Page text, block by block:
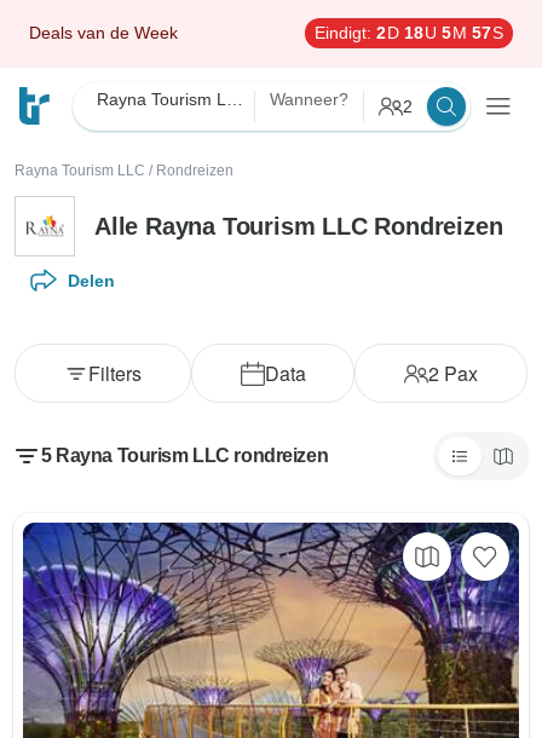
Deals van de Week Eindigt: 2D 18U 5M 56S
Wanneer? 2
Rayna Tourism LLC / Rondreizen
Alle Rayna Tourism LLC Rondreizen
Delen
Data 2 Pax
Filters
5 Rayna Tourism LLC rondreizen